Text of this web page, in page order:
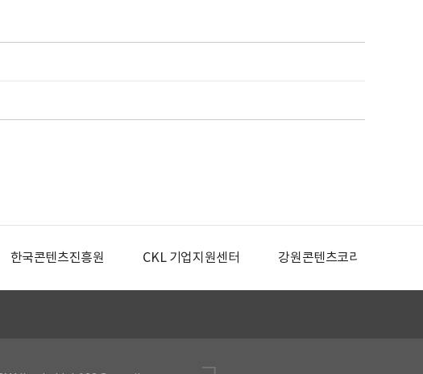
한국콘텐츠진흥원 CKL 기업지원센터 강원콘텐츠코리아랩